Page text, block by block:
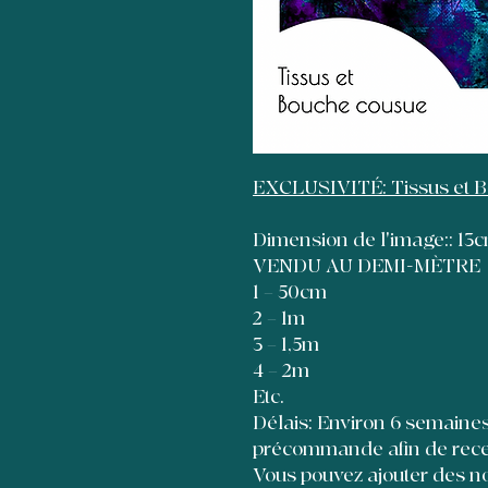
EXCLUSIVITÉ: Tissus et
Dimension de l'image::
VENDU AU DEMI-MÈTRE
1 = 50cm
2 = 1m
3 = 1,5m
4 = 2m
Etc.
Délais: Environ 6
précommande afin de
Vous pouvez ajouter des